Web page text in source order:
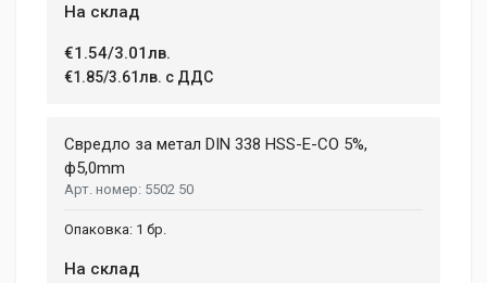
На склад
€1.54/3.01лв.
€1.85/3.61лв. с ДДС
Свредло за метал DIN 338 HSS-E-CO 5%,
ф5,0mm
5502 50
1 бр.
На склад